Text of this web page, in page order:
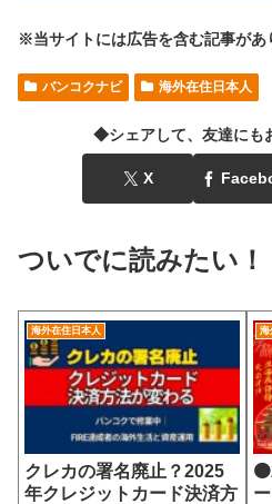
※当サイトには広告を含む記事があ
バンコクナビ 海外在住日本人
◆シェアして、友達にも
X
ついでに読みたい！
海外在住日本人
クレカの署名廃止？2025
年クレジットカード決済方
海